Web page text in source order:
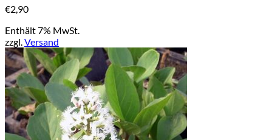
€2,90
Enthält 7% MwSt.
zzgl.Versand